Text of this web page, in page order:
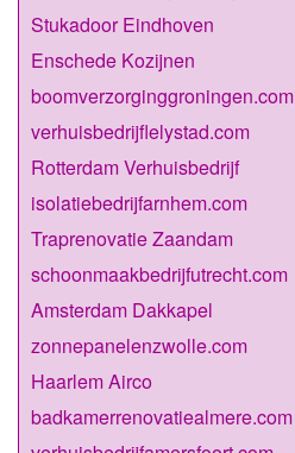
Stukadoor Eindhoven
Enschede Kozijnen
boomverzorginggroningen.com
verhuisbedrijflelystad.com
Rotterdam Verhuisbedrijf
isolatiebedrijfarnhem.com
Traprenovatie Zaandam
schoonmaakbedrijfutrecht.com
Amsterdam Dakkapel
zonnepanelenzwolle.com
Haarlem Airco
badkamerrenovatiealmere.com